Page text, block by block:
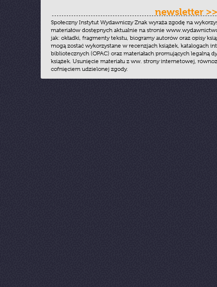
newsletter >>
Społeczny Instytut Wydawniczy Znak wyraża zgodę na
materiałów dostępnych aktualnie na stronie
jak: okładki, fragmenty tekstu, biogramy autorów oraz opisy
mogą zostać wykorzystane w recenzjach książek, katalogach
bibliotecznych (OPAC) oraz materiałach promujących legalną
książek. Usunięcie materiału z ww. strony internetowej,
cofnięciem udzielonej zgody.